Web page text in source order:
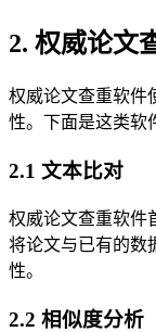
2. 权威论文
权威论文查重软件
性。下面是这类软
2.1 文本比对
权威论文查重软件
将论文与已有的数
性。
2.2 相似度分析